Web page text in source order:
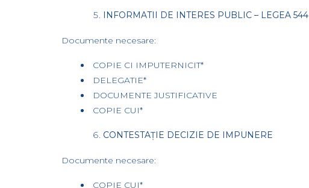
INFORMATII DE INTERES PUBLIC – LEGEA 544
Documente necesare:
COPIE CI IMPUTERNICIT*
DELEGATIE*
DOCUMENTE JUSTIFICATIVE
COPIE CUI*
CONTESTAȚIE DECIZIE DE IMPUNERE
Documente necesare:
COPIE CUI*